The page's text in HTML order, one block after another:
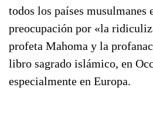
todos los países musulmanes
preocupación por «la
profeta Mahoma y la
libro sagrado islámico, en
especialmente en Europa.